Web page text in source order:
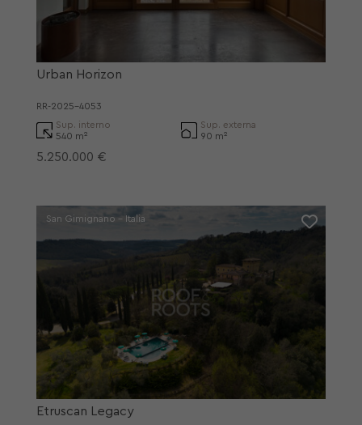
Urban Horizon
RR-2025-4053
Sup. interno
540 m²
Sup. externa
90 m²
5.250.000 €
San Gimignano - Italia
Etruscan Legacy